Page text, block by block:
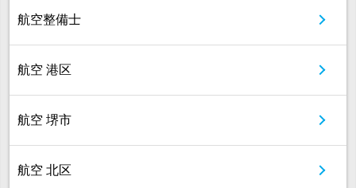
航空整備士
航空 港区
航空 堺市
航空 北区